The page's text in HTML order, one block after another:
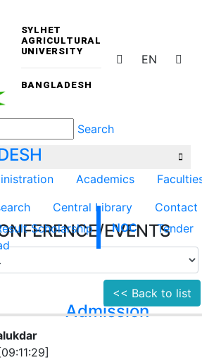
SYLHET
AGRICULTURAL
UNIVERSITY
BANGLADESH
EN
Search
Academics
Central Library Contact
EVENTS
Admission
Scholarship NOC
Tender
<< Back to list